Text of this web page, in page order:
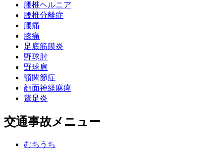
腰椎ヘルニア
腰椎分離症
腰痛
膝痛
足底筋膜炎
野球肘
野球肩
顎関節症
顔面神経麻痺
鵞足炎
交通事故メニュー
むちうち